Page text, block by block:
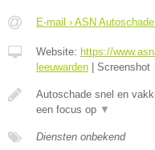
E-mail › ASN
Website: https://
leeuwarden
Screenshot
Autoschade snel en
een focus op ▼
Diensten onbekend